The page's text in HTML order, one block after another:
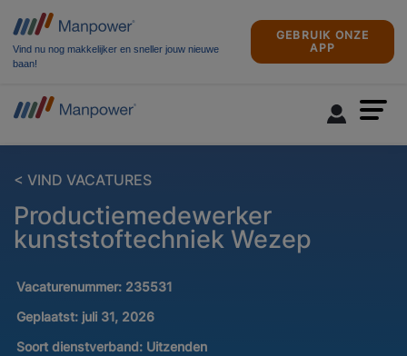
Vind nu nog makkelijker en sneller jouw nieuwe
baan!
GEBRUIK ONZE
APP
< VIND VACATURES
Productiemedewerker
kunststoftechniek Wezep
Vacaturenummer: 235531
Geplaatst: juli 31, 2026
Soort dienstverband: Uitzenden